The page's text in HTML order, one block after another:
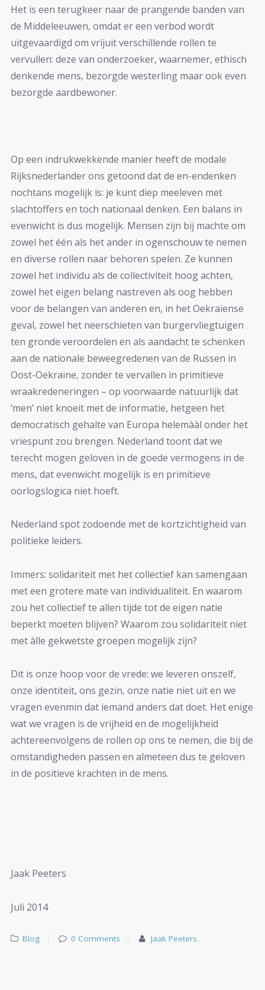
Het is een terugkeer naar de prangende banden van
de Middeleeuwen, omdat er een verbod wordt
uitgevaardigd om vrijuit verschillende rollen te
vervullen: deze van onderzoeker, waarnemer, ethisch
denkende mens, bezorgde westerling maar ook even
bezorgde aardbewoner.
Op een indrukwekkende manier heeft de modale
Rijksnederlander ons getoond dat de en-endenken
nochtans mogelijk is: je kunt diep meeleven met
slachtoffers en toch nationaal denken. Een balans in
evenwicht is dus mogelijk. Mensen zijn bij machte om
zowel het één als het ander in ogenschouw te nemen
en diverse rollen naar behoren spelen. Ze kunnen
zowel het individu als de collectiviteit hoog achten,
zowel het eigen belang nastreven als oog hebben
voor de belangen van anderen en, in het Oekraïense
geval, zowel het neerschieten van burgervliegtuigen
ten gronde veroordelen en als aandacht te schenken
aan de nationale beweegredenen van de Russen in
Oost-Oekraïne, zonder te vervallen in primitieve
wraakredeneringen – op voorwaarde natuurlijk dat
‘men’ niet knoeit met de informatie, hetgeen het
democratisch gehalte van Europa helemààl onder het
vriespunt zou brengen. Nederland toont dat we
terecht mogen geloven in de goede vermogens in de
mens, dat evenwicht mogelijk is en primitieve
oorlogslogica niet hoeft.
Nederland spot zodoende met de kortzichtigheid van
politieke leiders.
Immers: solidariteit met het collectief kan samengaan
met een grotere mate van individualiteit. En waarom
zou het collectief te allen tijde tot de eigen natie
beperkt moeten blijven? Waarom zou solidariteit niet
met àlle gekwetste groepen mogelijk zijn?
Dit is onze hoop voor de vrede: we leveren onszelf,
onze identiteit, ons gezin, onze natie niet uit en we
vragen evenmin dat iemand anders dat doet. Het enige
wat we vragen is de vrijheid en de mogelijkheid
achtereenvolgens de rollen op ons te nemen, die bij de
omstandigheden passen en almeteen dus te geloven
in de positieve krachten in de mens.
Jaak Peeters
Juli 2014
Blog 0 Comments Jaak Peeters